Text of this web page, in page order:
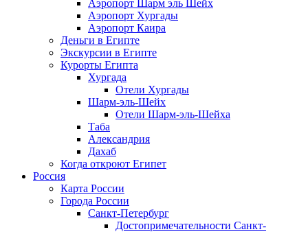
Аэропорт Шарм эль Шейх
Аэропорт Хургады
Аэропорт Каира
Деньги в Египте
Экскурсии в Египте
Курорты Египта
Хургада
Отели Хургады
Шарм-эль-Шейх
Отели Шарм-эль-Шейха
Таба
Александрия
Дахаб
Когда откроют Египет
Россия
Карта России
Города России
Санкт-Петербург
Достопримечательности Санкт-